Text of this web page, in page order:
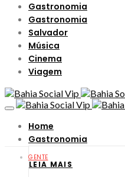
Gastronomia
Gastronomia
Salvador
Música
Cinema
Viagem
Home
Gastronomia
LEIA MAIS
GENTE